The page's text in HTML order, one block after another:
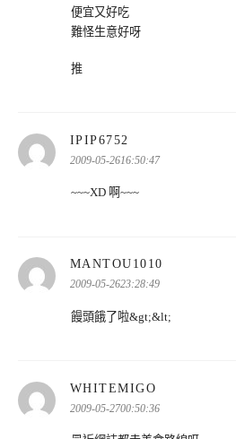
便宜又好吃
難怪生意好呀
推
IPIP6752
示:
2009-05-2616:50:47
~~~XD 啊~~~
MANTOU1010
2009-05-2623:28:49
饅頭餓了啦&gt;&lt;
WHITEMIGO
示:
2009-05-2700:50:36